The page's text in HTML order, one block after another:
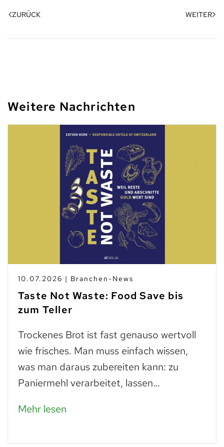
ZURÜCK WEITER
Weitere Nachrichten
10.07.2026 | Branchen-News
Taste Not Waste: Food Save bis
zum Teller
Trockenes Brot ist fast genauso wertvoll
wie frisches. Man muss einfach wissen,
was man daraus zubereiten kann: zu
Paniermehl verarbeitet, lassen…
Mehr lesen